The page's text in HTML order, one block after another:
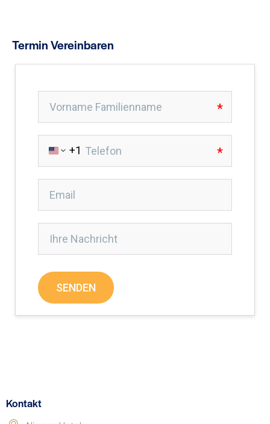
Termin Vereinbaren
Kontakt